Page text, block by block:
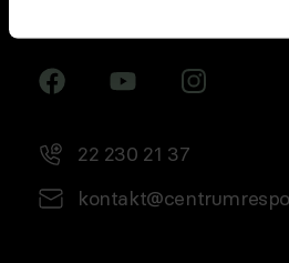
22 230 21 37